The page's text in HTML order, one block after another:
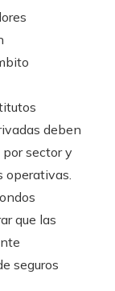
deben
sector y
operativas.
que las
seguros